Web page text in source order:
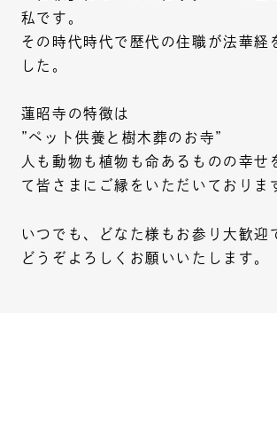
私です。
その時代時代で歴代の住職が法華経
した。
蓮昭寺の特徴は
”ペット供養と樹木葬のお寺”
人も動物も植物も命あるものの幸せ
て皆さまにご縁をいただいておりま
いつでも、どなた様もお参り大歓迎
どうぞよろしくお願いいたします。